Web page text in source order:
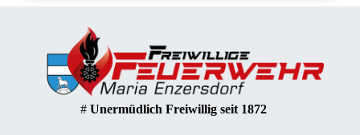
# Unermüdlich Freiwillig seit 1872